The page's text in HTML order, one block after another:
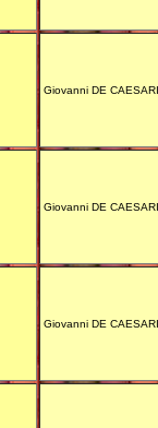
Giovanni DE
Giovanni DE
Giovanni DE